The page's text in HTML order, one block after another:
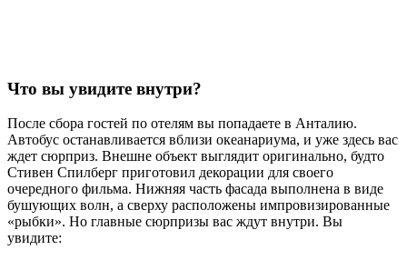
Что вы увидите внутри?
После сбора гостей по отелям вы попадаете в Анталию.
Автобус останавливается вблизи океанариума, и уже здесь вас
ждет сюрприз. Внешне объект выглядит оригинально, будто
Стивен Спилберг приготовил декорации для своего
очередного фильма. Нижняя часть фасада выполнена в виде
бушующих волн, а сверху расположены импровизированные
«рыбки». Но главные сюрпризы вас ждут внутри. Вы
увидите: